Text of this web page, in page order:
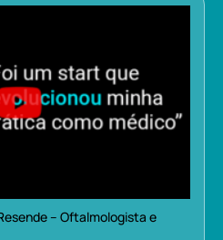
– Oftalmologista e